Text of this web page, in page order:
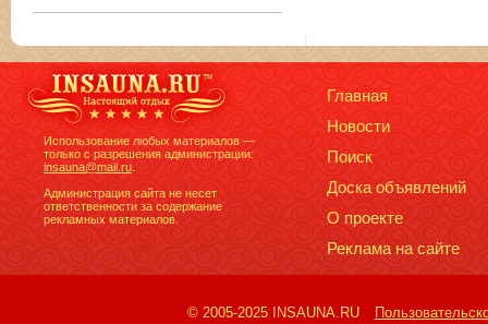
Использование любых материалов —
только с разрешения администрации:
insauna@mail.ru
Администрация сайта не несет
ответственности за содержание
рекламных материалов.
Главная
Новости
Поиск
Доска объявлений
О проекте
Реклама на сайте
© 2005-2025 INSAUNA.RU